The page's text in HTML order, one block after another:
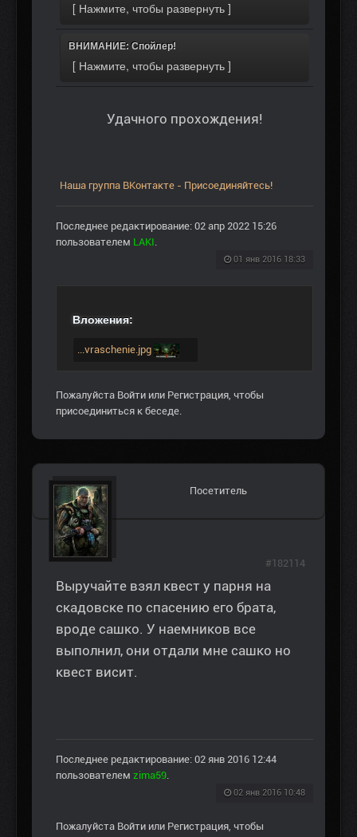
ВНИМАНИЕ: Спойлер!
Удачного прохождения!
Наша группа ВКонтакте - Присоединяйтесь!
Последнее редактирование: 02 апр 2022 15:26
пользователем LAKI.
01 янв 2016 18:33
Вложения:
...vraschenie.jpg
Пожалуйста Войти или Регистрация, чтобы
присоединиться к беседе.
Посетитель
Выручайте взял квест у парня на
скадовске по спасению его брата,
вроде сашко. У наемников все
выполнил, они отдали мне сашко но
квест висит.
Последнее редактирование: 02 янв 2016 12:44
пользователем zima59.
02 янв 2016 10:48
#182114
Пожалуйста Войти или Регистрация, чтобы